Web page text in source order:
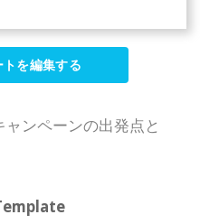
を編集する
ンペーンの出発点と